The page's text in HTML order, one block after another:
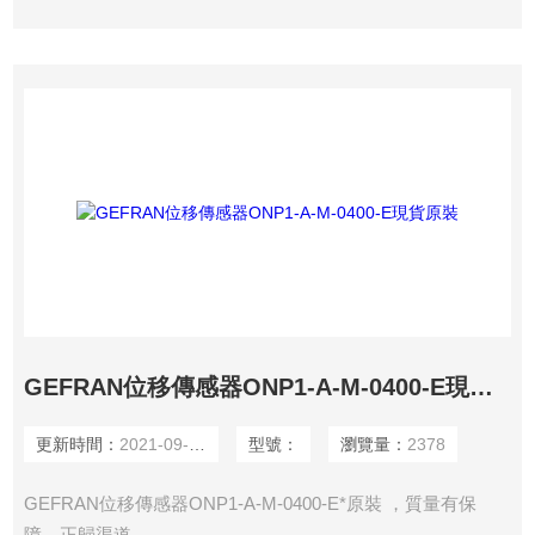
GEFRAN位移傳感器ONP1-A-M-0400-E現貨原裝
更新時間： 2021-09-27 型號： 瀏覽量： 2378
GEFRAN位移傳感器ONP1-A-M-0400-E*原裝 ，質量有保